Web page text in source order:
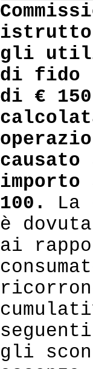
gli
di fido -
di €
causato
importo
100.
La
è
ai
gli